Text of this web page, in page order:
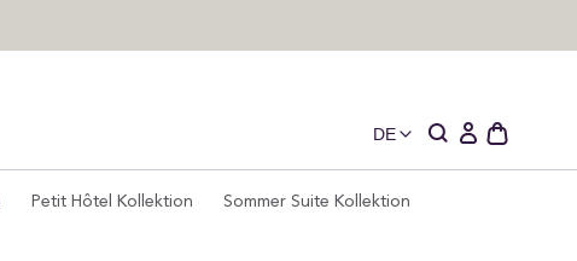
Petit Hôtel Kollektion Sommer Suite Kollektion
DE
des